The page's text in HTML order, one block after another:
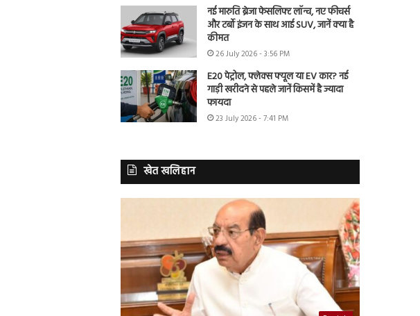
नई मारुति ब्रेजा फेसलिफ्ट लॉन्च, नए फीचर्स
और टर्बो इंजन के साथ आई SUV, जानें क्या है
कीमत
26 July 2026 - 3:56 PM
E20 पेट्रोल, फ्लेक्स फ्यूल या EV कार? नई
गाड़ी खरीदने से पहले जानें किसमें है ज्यादा
फायदा
23 July 2026 - 7:41 PM
खेत खलिहान